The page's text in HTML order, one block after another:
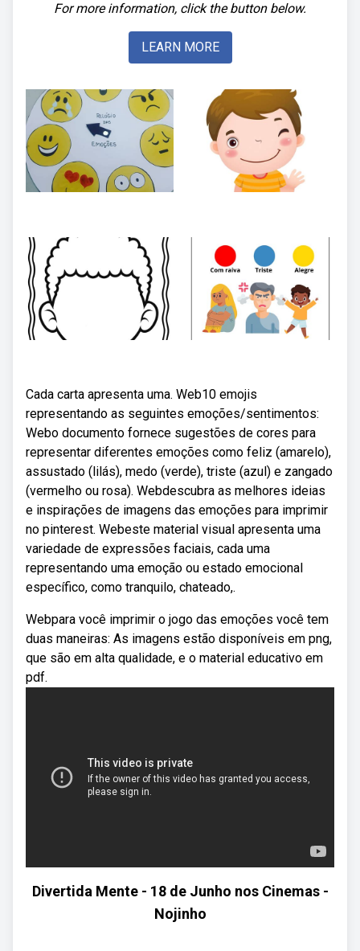
For more information, click the button below.
LEARN MORE
Cada carta apresenta uma. Web10 emojis
representando as seguintes emoções/sentimentos:
Webo documento fornece sugestões de cores para
representar diferentes emoções como feliz (amarelo),
assustado (lilás), medo (verde), triste (azul) e zangado
(vermelho ou rosa). Webdescubra as melhores ideias
e inspirações de imagens das emoções para imprimir
no pinterest. Webeste material visual apresenta uma
variedade de expressões faciais, cada uma
representando uma emoção ou estado emocional
específico, como tranquilo, chateado,.
Webpara você imprimir o jogo das emoções você tem
duas maneiras: As imagens estão disponíveis em png,
que são em alta qualidade, e o material educativo em
pdf.
Divertida Mente - 18 de Junho nos Cinemas -
Nojinho